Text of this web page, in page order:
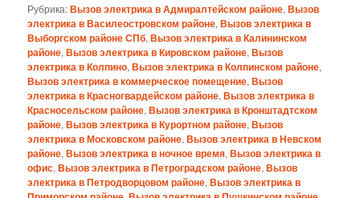
Рубрика:Вызов электрика в Адмиралтейском районе,Вызов
электрика в Василеостровском районе,Вызов электрика в
Выборгском районе СПб,Вызов электрика в Калининском
районе,Вызов электрика в Кировском районе,Вызов
электрика в Колпино,Вызов электрика в Колпинском районе,
Вызов электрика в коммерческое помещение,Вызов
электрика в Красногвардейском районе,Вызов электрика в
Красносельском районе,Вызов электрика в Кронштадтском
районе,Вызов электрика в Курортном районе,Вызов
электрика в Московском районе,Вызов электрика в Невском
районе,Вызов электрика в ночное время,Вызов электрика в
офис,Вызов электрика в Петроградском районе,Вызов
электрика в Петродворцовом районе,Вызов электрика в